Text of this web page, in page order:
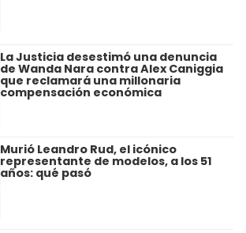
La Justicia desestimó una denuncia
de Wanda Nara contra Alex Caniggia
que reclamará una millonaria
compensación económica
Murió Leandro Rud, el icónico
representante de modelos, a los 51
años: qué pasó